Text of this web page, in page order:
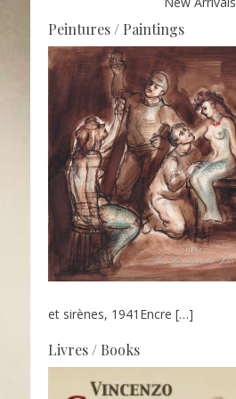
Peintures / Paintings
et sirènes, 1941Encre […]
Livres / Books